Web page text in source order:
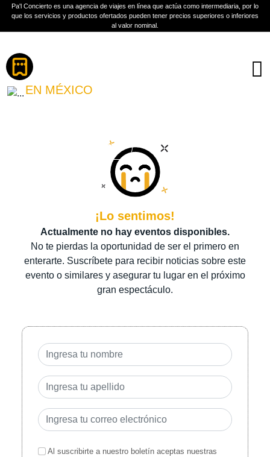
Pa'l Concierto es una agencia de viajes en línea que actúa como intermediaria, por lo
que los servicios y productos ofertados pueden tener precios superiores o inferiores
al valor nominal.
MUSIC BANK
EN MÉXICO
Más información
¡Lo sentimos!
Actualmente no hay eventos disponibles.
No te pierdas la oportunidad de ser el primero en
enterarte. Suscríbete para recibir noticias sobre este
evento o similares y asegurar tu lugar en el próximo
gran espectáculo.
Al suscribirte a nuestro boletín aceptas nuestras